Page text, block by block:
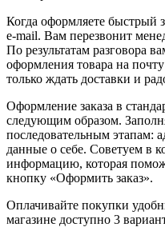
Когда оформляете
e-mail. Вам перезвонит
По результатам разговора
оформления товара на
только ждать доставки и
Оформление заказа в
следующим образом.
последовательным этапам:
данные о себе. Советуем в
информацию, которая
кнопку «Оформить заказ».
Оплачивайте покупки
магазине доступно 3